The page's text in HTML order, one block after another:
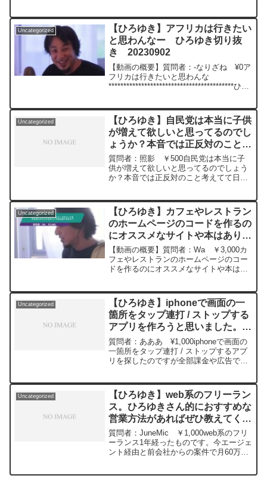
のワインを呑みながら 2023/11/24
V00 ひ...
Uncategorized
【ひろゆき】アフリカは行きたい
と思わんなー ひろゆき切り抜
き 20230902
【動画の概要】質問者：-なりざね ¥0ア
フリカは行きたいと思わんな
******************************************ひろ
去にこんな質問...
Uncategorized
【ひろゆき】自民党は本当に子供
が増えて欲しいと思ってるのでし
ょうか？本音では正反対のこと考
えてて日本人に減って欲しいとと
思ってるのではないかと疑います
ー ひろゆき切り抜き
質問者：照影 ￥500自民党は本当に子
供が増えて欲しいと思ってるのでしょう
か？本音では正反対のこと考えてて日本
フルタイム、エクストラタイム。Nina
Blancaを呑みながら 2024/03/10
D21
https://www.youtube.com/watch?
v=wBbQ9cp_Mx8***************************
***************ひろゆきさんの動画で、寄
せられた質問について、一問一答形式に
してみました。過去にこんな質問してる
のサイトから検索してみてください。
https://hiroyuki-ziten.com/できるだけ、
多くの質問を今後も編集し、アップロー
ドしていきますので、使いやすいと感じ
て頂けたら、いいね！やチャンネル登録
をよろしくお願いします。
Uncategorized
【ひろゆき】カフェやレストラン
のホームページのコードを作るの
にオススメなサイトや本はありま
すか？ー ひろゆき切り抜き
20240509
【動画の概要】質問者：Wa ￥3,000カ
フェやレストランのホームページのコー
ドを作るのにオススメなサイトや本はあ
みながら 2024/05/09 J21 ...
Uncategorized
【ひろゆき】iphoneで画面の一
箇所をタップ連打 / ストップする
アプリを作ろうと思いました。ど
うすればいい？ー ひろゆき切り
抜き 20240228
質問者：あああ ¥1,000iphoneで画面の
一箇所をタップ連打 / ストップするアプ
リを探したのですが全部課金や広告でま
を書いてどうiphoneで使えるようにすれ
ばいいかざっくり導いてほしいです。元
動画：ロシアの敗北は無さそうな、、
Guillaume Dursusを呑みながら
2024/02/28 W22
https://www.youtube.com/watch?
v=GK3quBgoXnQ***************************
***************ひろゆきさんの動画で、寄
してみました。過去にこんな質問してる
Uncategorized
【ひろゆき】web系のフリーラン
ス。ひろゆきさん的におすすめな
営業方法があればぜひ教えてくだ
さい。ー ひろゆき切り抜き
20240228
質問者：JuneMic ￥1,000web系のフリ
ーランス1年経ったものです。今エージェ
ント経由と前会社からの案件で月60万ぐ